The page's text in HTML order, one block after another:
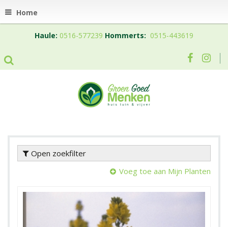
Home
Haule: 0516-577239 Hommerts: 0515-443619
Open zoekfilter
Voeg toe aan Mijn Planten